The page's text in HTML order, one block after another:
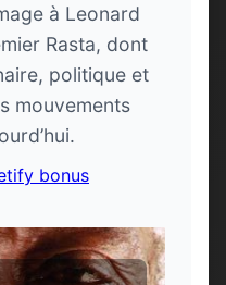
à Leonard
Rasta, dont
politique et
mouvements
bonus